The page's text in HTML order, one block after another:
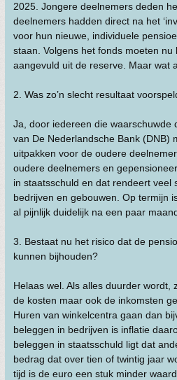
2025. Jongere deelnemers deden
deelnemers hadden direct na het
voor hun nieuwe, individuele
staan. Volgens het fonds moeten
aangevuld uit de reserve. Maar wat
2. Was zo’n slecht resultaat
Ja, door iedereen die waarschuwde
van De Nederlandsche Bank (DNB)
uitpakken voor de oudere
oudere deelnemers en
in staatsschuld en dat rendeert veel
bedrijven en gebouwen. Op termijn
al pijnlijk duidelijk na een paar
3. Bestaat nu het risico dat de
kunnen bijhouden?
Helaas wel. Als alles duurder wordt,
de kosten maar ook de inkomsten
Huren van winkelcentra gaan dan
beleggen in bedrijven is inflatie
beleggen in staatsschuld ligt dat
bedrag dat over tien of twintig jaar
tijd is de euro een stuk minder